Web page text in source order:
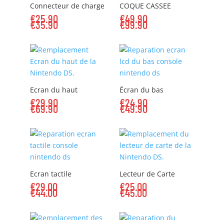
Connecteur de charge
€25.90
€35.90
COQUE CASSEE
€49.90
€99.90
Ecran du haut
€29.90
€69.90
Écran du bas
€24.90
€49.90
Ecran tactile
€29.00
€44.00
Lecteur de Carte
€25.00
€45.00